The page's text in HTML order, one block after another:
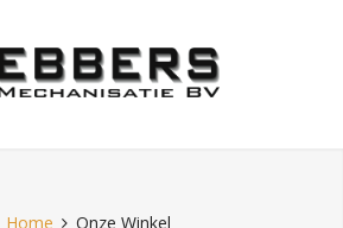
Home Onze Winkel